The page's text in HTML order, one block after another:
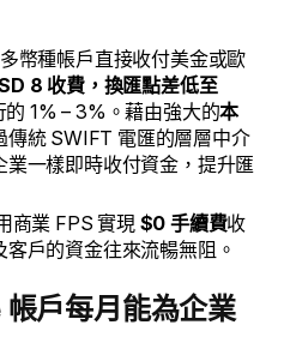
幣種帳戶直接收付美金或歐
8 收費，換匯點差低至
的 1% – 3%。藉由強大的本
傳統 SWIFT 電匯的層層中介
一樣即時收付資金，提升匯
商業 FPS 實現$0 手續費收
戶的資金往來流暢無阻。
戶每月能為企業